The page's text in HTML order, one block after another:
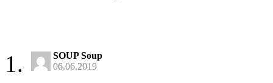
SOUP Soup
06.06.2019